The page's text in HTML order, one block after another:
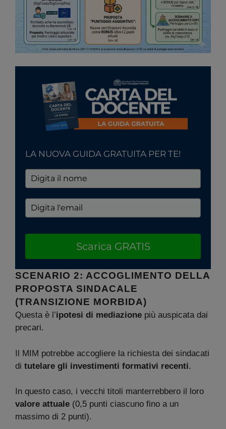
LA NUOVA GUIDA GRATUITA PER TE!
Scarica GRATIS
SCENARIO 2: ACCOGLIMENTO DELLA
PROPOSTA SINDACALE
(TRANSIZIONE MORBIDA)
Questa è l’ipotesi di mediazione più auspicata dai
precari.
Il MIM potrebbe accogliere la richiesta dei sindacati
di tutelare gli investimenti formativi recenti.
In questo caso, i vecchi titoli manterrebbero il loro
valore attuale (0,5 punti ciascuno fino a un
massimo di 2 punti).